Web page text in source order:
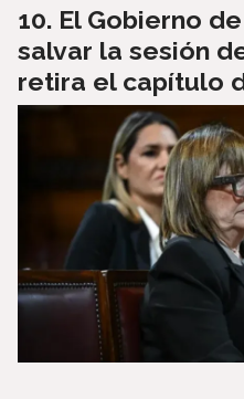
El Gobierno
salvar la sesión
retira el capítulo